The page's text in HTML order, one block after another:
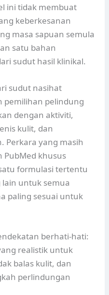
ini tidak membuat
keberkesanan
masa sapuan semula
satu bahan
sudut hasil klinikal.
sudut nasihat
pemilihan pelindung
dengan aktiviti,
kulit, dan
Perkara yang masih
PubMed khusus
formulasi tertentu
lain untuk semua
paling sesuai untuk
berhati-hati:
realistik untuk
balas kulit, dan
perlindungan